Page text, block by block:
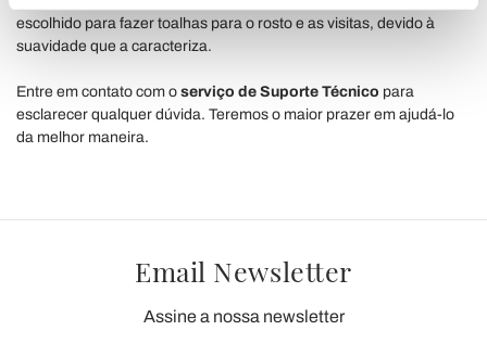
(impronte digitali).
Approfondisci come vengono elaborati i tuoi dati personali
e imposta le tue preferenze nella
sezione dettagli
modificare o ritirare il tuo consenso in qualsiasi momento
dalla Dichiarazione sui cookie.
informazioni sul modo in cui utilizza il nostro sito con i
pubblicità e social media, i quali potrebbero combinarle
escolhido para fazer toalhas para o rosto e as visitas, devido à
suavidade que a caracteriza.
Entre em contato com o serviço de Suporte Técnico para
esclarecer qualquer dúvida. Teremos o maior prazer em ajudá-lo
da melhor maneira.
Email Newsletter
Assine a nossa newsletter